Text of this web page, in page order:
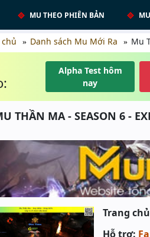
MU THEO PHIÊN BẢN
Danh sách Mu Mới Ra Mu
Alpha Test hôm
nay
THẦN MA - SEASON 6 -
Trang
Hỗ trợ: